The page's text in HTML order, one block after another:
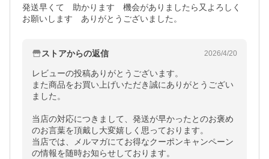
発送早くて　助かります　機会がありましたら又よろしく
お願いします　ありがとうございました。
ストアからの返信 2026/4/20
レビューの投稿ありがとうございます。
また商品をお買い上げいただき誠にありがとうござい
ました。
当店の対応につきまして、発送が早かったとのお褒め
のお言葉を頂戴し大変嬉しく思っております。
当店では、メルマガにてお得なクーポンキャンペーン
の情報を随時お知らせしております。